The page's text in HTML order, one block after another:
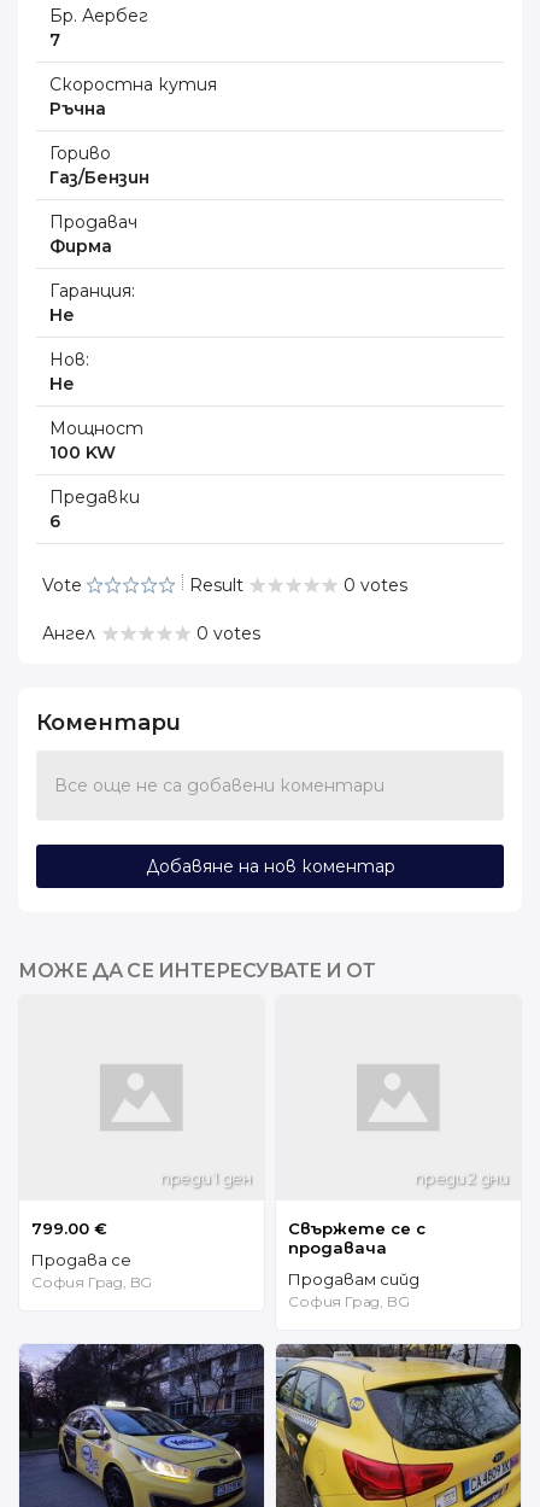
Бр. Аербег
7
Скоростна кутия
Ръчна
Гориво
Газ/Бензин
Продавач
Фирма
Гаранция:
Не
Нов:
Не
Мощност
100 KW
Предавки
6
Vote Result 0 votes
Ангел 0 votes
Коментари
Все още не са добавени коментари
Добавяне на нов коментар
МОЖЕ ДА СЕ ИНТЕРЕСУВАТЕ И ОТ
преди 1 ден
799.00 €
Продава се
София Град, BG
преди 2 дни
Свържете се с
продавача
Продавам сийд
София Град, BG